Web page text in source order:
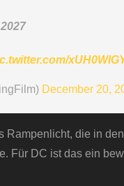
December 20,
Rampenlicht, die in
Für DC ist das ein